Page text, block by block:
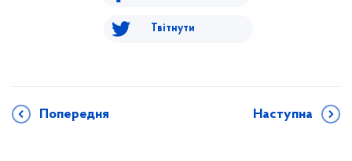
Твітнути
Попередня Наступна